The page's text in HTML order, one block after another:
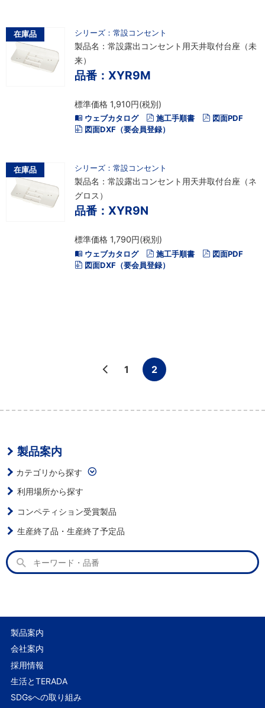
在庫品 シリーズ：常設コンセント
製品名：常設露出コンセント用天井取付台座（未
来）
品番：XYR9M
標準価格 1,910円(税別)
ウェブカタログ 施工手順書
図面PDF
図面DXF（要会員登録）
在庫品 シリーズ：常設コンセント
製品名：常設露出コンセント用天井取付台座（ネ
グロス）
品番：XYR9N
標準価格 1,790円(税別)
ウェブカタログ 施工手順書
図面PDF
図面DXF（要会員登録）
1 2
製品案内
カテゴリから探す
利用場所から探す
コンペティション受賞製品
生産終了品・生産終了予定品
製品案内
会社案内
採用情報
生活とTERADA
SDGsへの取り組み